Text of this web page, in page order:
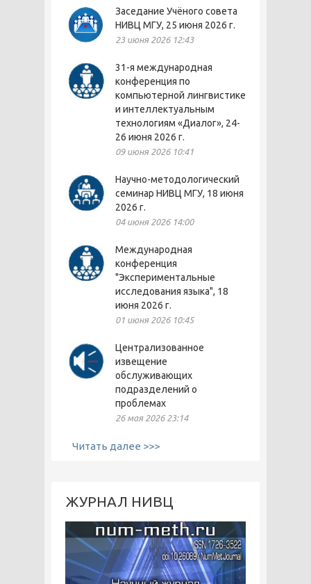
Заседание Учёного совета
НИВЦ МГУ, 25 июня 2026 г.
23 июня 2026 12:43
31-я международная
конференция по
компьютерной лингвистике
и интеллектуальным
технологиям «Диалог», 24-
26 июня 2026 г.
09 июня 2026 10:41
Научно-методологический
семинар НИВЦ МГУ, 18 июня
2026 г.
04 июня 2026 14:00
Международная
конференция
"Экспериментальные
исследования языка", 18
июня 2026 г.
01 июня 2026 10:45
Централизованное
извещение
обслуживающих
подразделений о
проблемах
26 мая 2026 23:14
Читать далее >>>
ЖУРНАЛ НИВЦ